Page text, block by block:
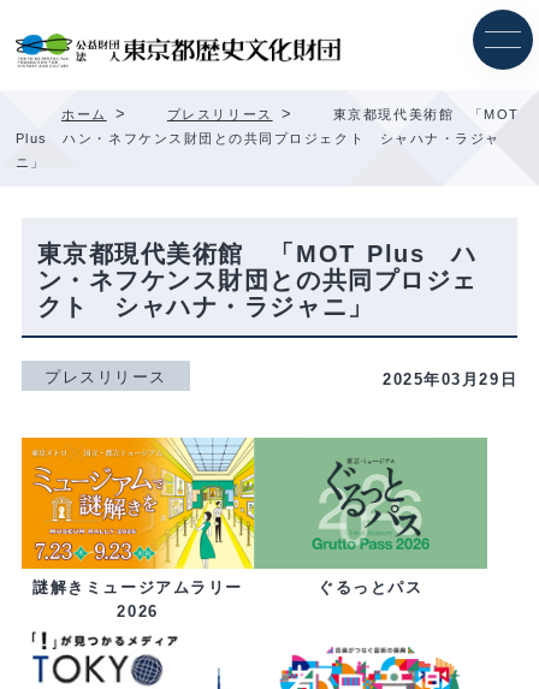
ホーム > プレスリリース >
東京都現代美術館 「MOT
Plus ハン・ネフケンス財団との共同プロジェクト シャハナ・ラジャ
ニ」
東京都現代美術館 「MOT Plus ハ
ン・ネフケンス財団との共同プロジェ
クト シャハナ・ラジャニ」
プレスリリース 2025年03月29日
謎解きミュージアムラリー
2026
ぐるっとパス